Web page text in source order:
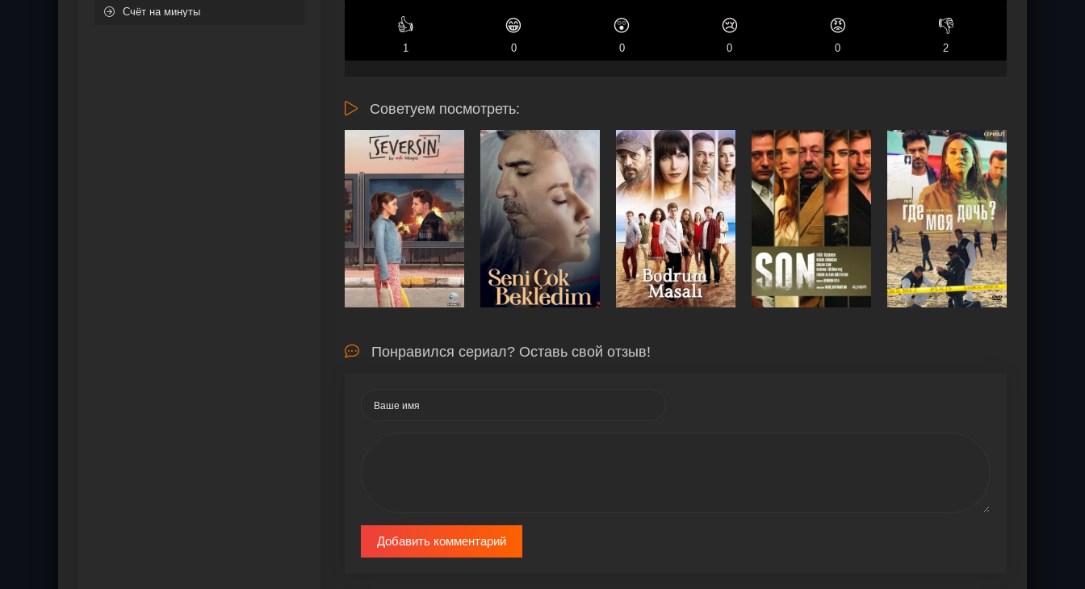
Счёт на минуты
👍
1
😁
0
😲
0
😢
0
😡
0
👎
2
Советуем посмотреть:
Понравился сериал? Оставь свой отзыв!
Добавить комментарий